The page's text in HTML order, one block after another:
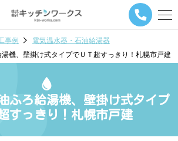
メ
ー
ナ
ー
シ
ボ
事例
電気温水器・石油給湯器
湯機、壁掛け式タイプでＵＴ超すっきり！札幌市戸建
ふろ給湯機、壁掛け式タイプ
すっきり！札幌市戸建